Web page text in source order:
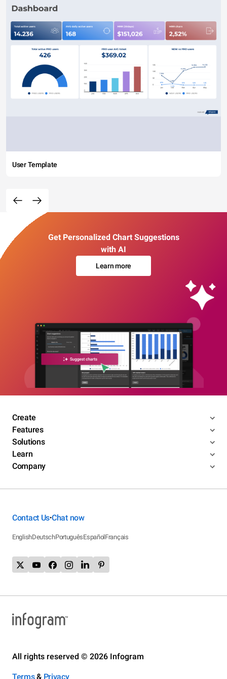
User Template
Get Personalized Chart Suggestions
with AI
Learn more
Create
Features
Solutions
Learn
Company
Contact Us•Chat now
EnglishDeutschPortuguêsEspañolFrançais
All rights reserved © 2026 Infogram
Terms& Privacy